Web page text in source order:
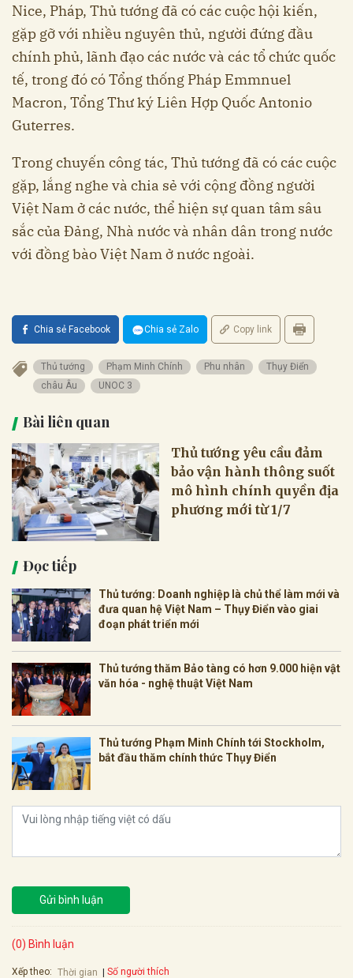
Nice, Pháp, Thủ tướng đã có các cuộc hội kiến,
gặp gỡ với nhiều nguyên thủ, người đứng đầu
chính phủ, lãnh đạo các nước và các tổ chức quốc
tế, trong đó có Tổng thống Pháp Emmnuel
Macron, Tổng Thư ký Liên Hợp Quốc Antonio
Guterres.
Trong chuyến công tác, Thủ tướng đã có các cuộc
gặp, lắng nghe và chia sẻ với cộng đồng người
Việt Nam ở các nước, thể hiện sự quan tâm sâu
sắc của Đảng, Nhà nước và nhân dân trong nước
với đồng bào Việt Nam ở nước ngoài.
Chia sẻ Facebook Chia sẻ Zalo Copy link
Thủ tướng Phạm Minh Chính Phu nhân
Thụy Điển
châu Âu
UNOC 3
Bài liên quan
Thủ tướng yêu cầu đảm
bảo vận hành thông suốt
mô hình chính quyền địa
phương mới từ 1/7
Đọc tiếp
Thủ tướng: Doanh nghiệp là chủ thể làm mới và
đưa quan hệ Việt Nam – Thụy Điển vào giai
đoạn phát triển mới
Thủ tướng thăm Bảo tàng có hơn 9.000 hiện vật
văn hóa - nghệ thuật Việt Nam
Thủ tướng Phạm Minh Chính tới Stockholm,
bắt đầu thăm chính thức Thụy Điển
Gửi bình luận
(0) Bình luận
Xếp theo: Thời gian Số người thích